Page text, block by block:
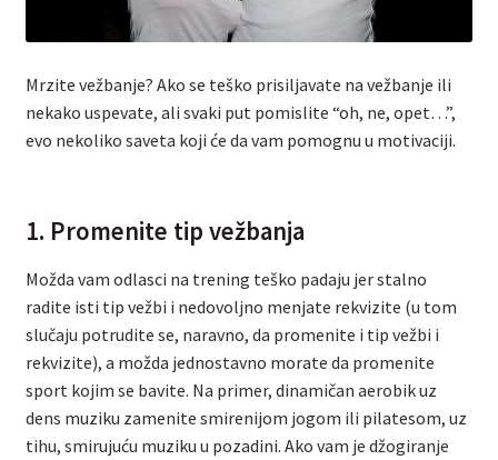
Mrzite vežbanje? Ako se teško prisiljavate na vežbanje ili
nekako uspevate, ali svaki put pomislite “oh, ne, opet…”,
evo nekoliko saveta koji će da vam pomognu u motivaciji.
1. Promenite tip vežbanja
Možda vam odlasci na trening teško padaju jer stalno
radite isti tip vežbi i nedovoljno menjate rekvizite (u tom
slučaju potrudite se, naravno, da promenite i tip vežbi i
rekvizite), a možda jednostavno morate da promenite
sport kojim se bavite. Na primer, dinamičan aerobik uz
dens muziku zamenite smirenijom jogom ili pilatesom, uz
tihu, smirujuću muziku u pozadini. Ako vam je džogiranje